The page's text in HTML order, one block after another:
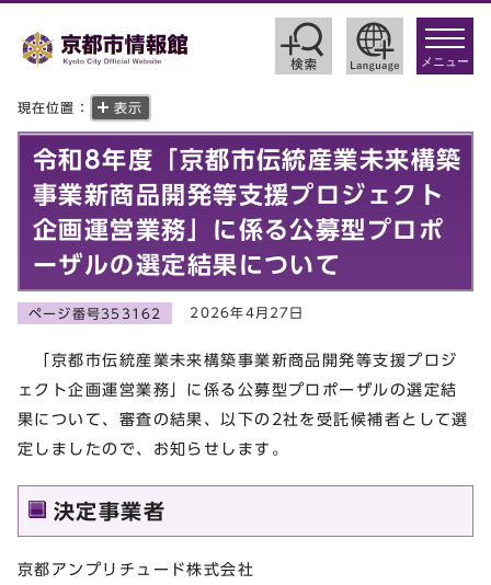
toggle
メニュー
現在位置： 表示
令和8年度「京都市伝統産業未来構築
事業新商品開発等支援プロジェクト
企画運営業務」に係る公募型プロポ
ーザルの選定結果について
ページ番号353162 2026年4月27日
「京都市伝統産業未来構築事業新商品開発等支援プロジ
ェクト企画運営業務」に係る公募型プロポーザルの選定結
果について、審査の結果、以下の2社を受託候補者として選
定しましたので、お知らせします。
決定事業者
京都アンプリチュード株式会社